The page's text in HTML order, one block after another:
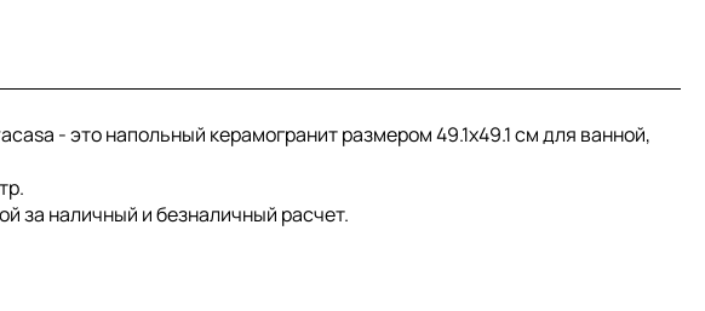
- это напольный керамогранит размером 49.1x49.1 см для ванной,
за наличный и безналичный расчет.